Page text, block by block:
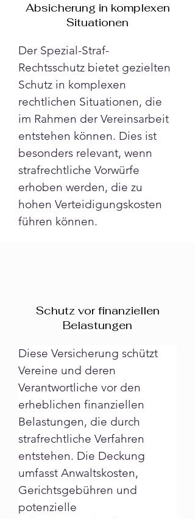
Absicherung in komplexen
Situationen
Der Spezial-Straf-
Rechtsschutz bietet gezielten
Schutz in komplexen
rechtlichen Situationen, die
im Rahmen der Vereinsarbeit
entstehen können. Dies ist
besonders relevant, wenn
strafrechtliche Vorwürfe
erhoben werden, die zu
hohen Verteidigungskosten
führen können.
Schutz vor finanziellen
Belastungen
Diese Versicherung schützt
Vereine und deren
Verantwortliche vor den
erheblichen finanziellen
Belastungen, die durch
strafrechtliche Verfahren
entstehen. Die Deckung
umfasst Anwaltskosten,
Gerichtsgebühren und
potenzielle